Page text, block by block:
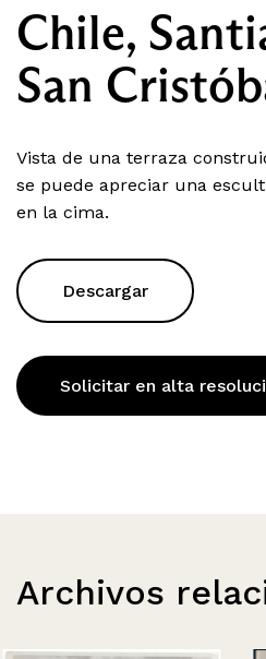
Chile,
San
Vista de una terraza
se puede apreciar una
en la cima.
Descargar
Solicitar en alta
Archivos